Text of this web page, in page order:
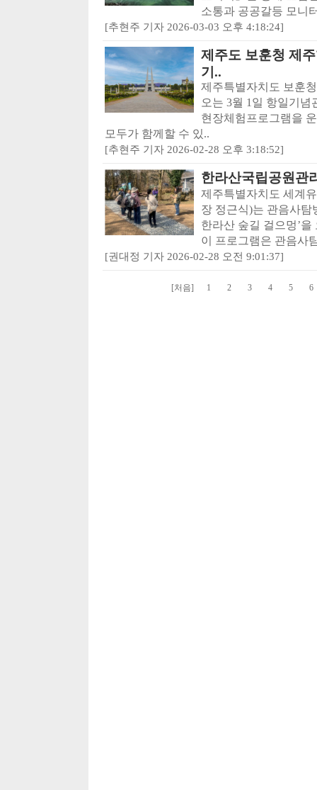
소통과 공공갈등 모니
[추현주 기자 2026-03-03 오후 4:18:24]
제주도 보훈청 제
기..
제주특별자치도 보훈
오는 3월 1일 항일기념
현장체험프로그램을
모두가 함께할 수 있..
[추현주 기자 2026-02-28 오후 3:18:52]
한라산국립공원관
제주특별자치도 세계
장 정근식)는 관음사탐
한라산 숲길 걸으멍’
이 프로그램은 관음사
[권대정 기자 2026-02-28 오전 9:01:37]
[처음] 1 2 3 4 5 6